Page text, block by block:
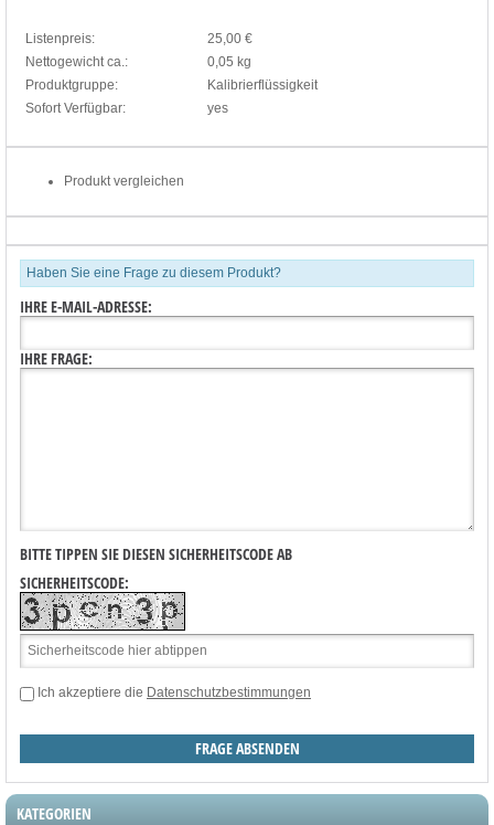
Listenpreis:
25,00 €
Nettogewicht ca.:
0,05 kg
Produktgruppe:
Kalibrierflüssigkeit
Sofort Verfügbar:
yes
Produkt vergleichen
Haben Sie eine Frage zu diesem Produkt?
IHRE E-MAIL-ADRESSE:
IHRE FRAGE:
BITTE TIPPEN SIE DIESEN SICHERHEITSCODE AB
SICHERHEITSCODE:
Ich akzeptiere die Datenschutzbestimmungen
KATEGORIEN